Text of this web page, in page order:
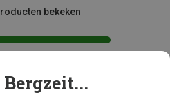
bekeken
Bergzeit...